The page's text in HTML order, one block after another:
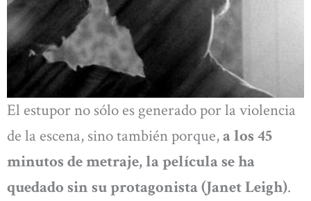
El estupor no sólo es generado por la violencia
de la escena, sino también porque,a los 45
minutos de metraje, la película se ha
quedado sin su protagonista (Janet Leigh).